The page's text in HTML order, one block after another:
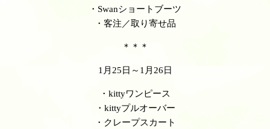
・Swanショートブーツ
・客注／取り寄せ品
＊＊＊
1月25日～1月26日
・kittyワンピース
・kittyプルオーバー
・クレープスカート